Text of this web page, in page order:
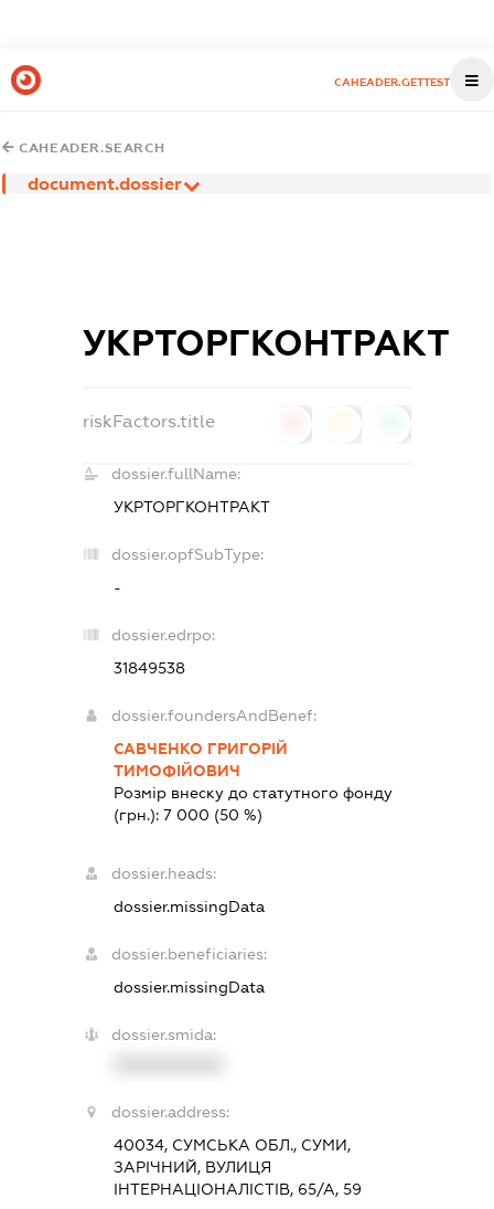
CAHEADER.GETTEST
CAHEADER.SEARCH
document.dossier
УКРТОРГКОНТРАКТ
riskFactors.title
dossier.fullName:
УКРТОРГКОНТРАКТ
dossier.opfSubType:
-
dossier.edrpo:
31849538
dossier.foundersAndBenef:
САВЧЕНКО ГРИГОРІЙ
ТИМОФІЙОВИЧ
Розмір внеску до статутного фонду
(грн.):7 000 (50 %)
dossier.heads:
dossier.missingData
dossier.beneficiaries:
dossier.missingData
dossier.smida:
dossier.address:
40034, СУМСЬКА ОБЛ., СУМИ,
ЗАРІЧНИЙ, ВУЛИЦЯ
ІНТЕРНАЦІОНАЛІСТІВ, 65/А, 59